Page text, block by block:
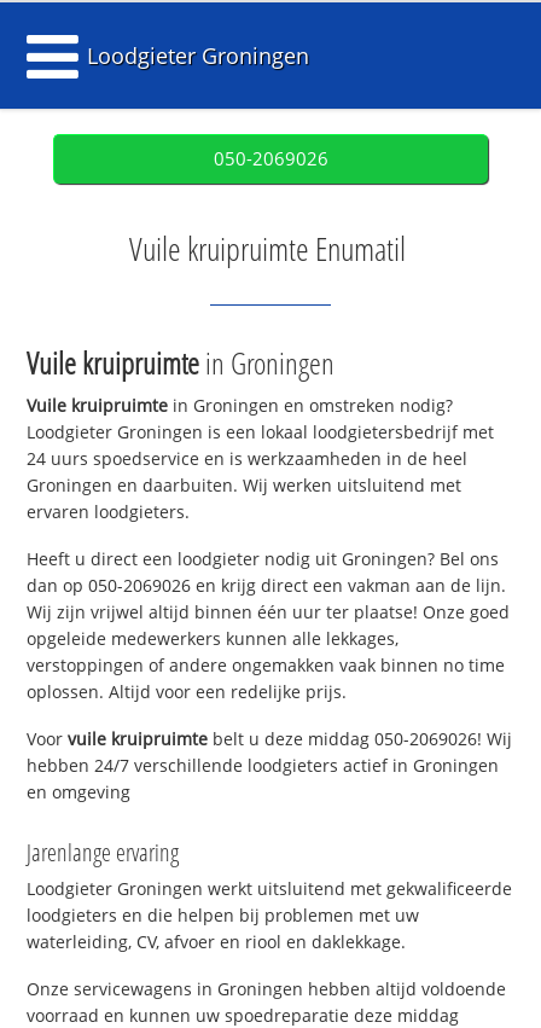
Loodgieter Groningen
050-2069026
Vuile kruipruimte Enumatil
Vuile kruipruimtein Groningen
Vuile kruipruimte in Groningen en omstreken nodig?
Loodgieter Groningen is een lokaal loodgietersbedrijf met
24 uurs spoedservice en is werkzaamheden in de heel
Groningen en daarbuiten. Wij werken uitsluitend met
ervaren loodgieters.
Heeft u direct een loodgieter nodig uit Groningen? Bel ons
dan op 050-2069026 en krijg direct een vakman aan de lijn.
Wij zijn vrijwel altijd binnen één uur ter plaatse! Onze goed
opgeleide medewerkers kunnen alle lekkages,
verstoppingen of andere ongemakken vaak binnen no time
oplossen. Altijd voor een redelijke prijs.
Voorvuile kruipruimte belt u deze middag 050-2069026! Wij
hebben 24/7 verschillende loodgieters actief in Groningen
en omgeving
Jarenlange ervaring
Loodgieter Groningen werkt uitsluitend met gekwalificeerde
loodgieters en die helpen bij problemen met uw
waterleiding, CV, afvoer en riool en daklekkage.
Onze servicewagens in Groningen hebben altijd voldoende
voorraad en kunnen uw spoedreparatie deze middag